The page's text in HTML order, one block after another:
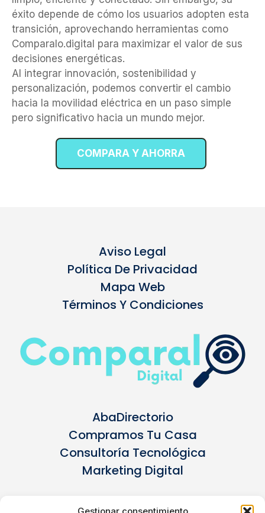
éxito depende de cómo los usuarios adopten esta
transición, aprovechando herramientas como
Comparalo.digital para maximizar el valor de sus
decisiones energéticas.
Al integrar innovación, sostenibilidad y
personalización, podemos convertir el cambio
hacia la movilidad eléctrica en un paso simple
pero significativo hacia un mundo mejor.
COMPARA Y AHORRA
Aviso Legal
Política De Privacidad
Mapa Web
Términos Y Condiciones
AbaDirectorio
Compramos Tu Casa
Consultoría Tecnológica
Marketing Digital
Negocios De Gran Canaria